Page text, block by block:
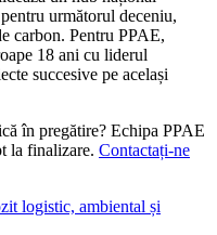
următorul deceniu,
carbon. Pentru PPAE,
18 ani cu liderul
succesive pe același
în pregătire? Echipa PPAE
la finalizare. Contactați-ne